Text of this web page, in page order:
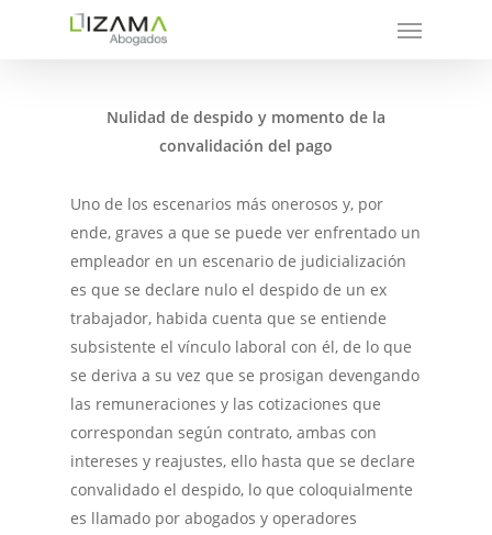
Nulidad de despido y momento de la
convalidación del pago
Uno de los escenarios más onerosos y, por
ende, graves a que se puede ver enfrentado un
empleador en un escenario de judicialización
es que se declare nulo el despido de un ex
trabajador, habida cuenta que se entiende
subsistente el vínculo laboral con él, de lo que
se deriva a su vez que se prosigan devengando
las remuneraciones y las cotizaciones que
correspondan según contrato, ambas con
intereses y reajustes, ello hasta que se declare
convalidado el despido, lo que coloquialmente
es llamado por abogados y operadores